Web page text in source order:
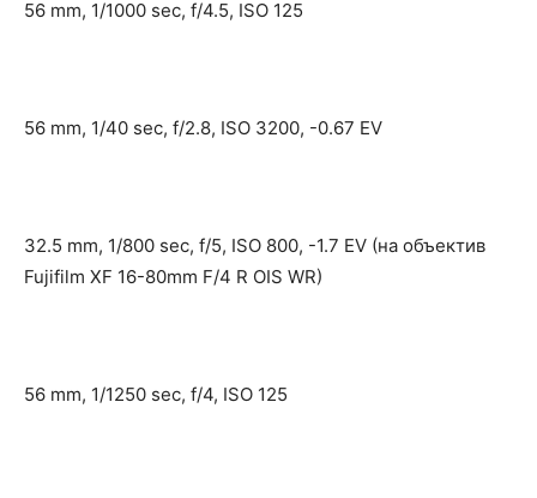
56 mm, 1/1000 sec, f/4.5, ISO 125
56 mm, 1/40 sec, f/2.8, ISO 3200, -0.67 EV
32.5 mm, 1/800 sec, f/5, ISO 800, -1.7 EV (на объектив
Fujifilm XF 16-80mm F/4 R OIS WR)
56 mm, 1/1250 sec, f/4, ISO 125